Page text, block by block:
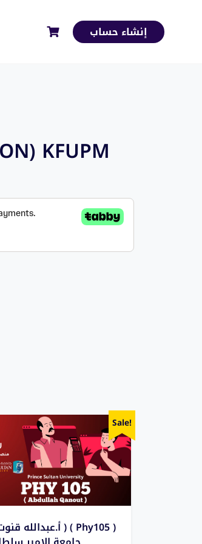
إنشاء حساب
KFUPM
Sale!